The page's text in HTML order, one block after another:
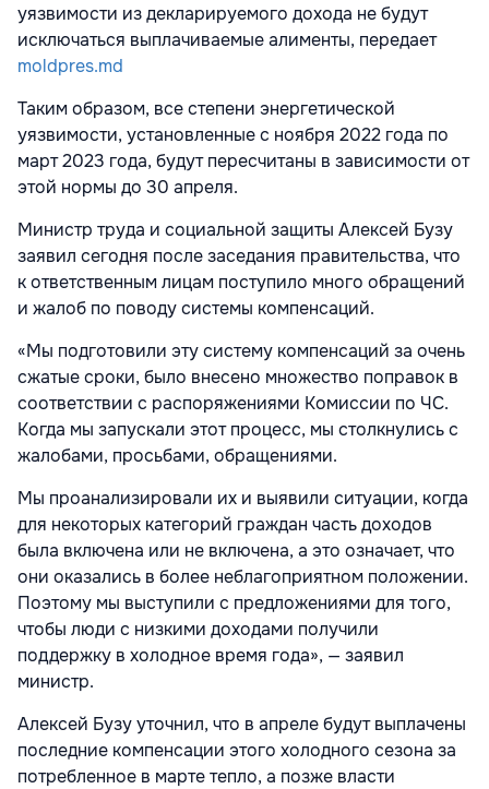
уязвимости из декларируемого дохода не будут
исключаться выплачиваемые алименты, передает
moldpres.md
Таким образом, все степени энергетической
уязвимости, установленные с ноября 2022 года по
март 2023 года, будут пересчитаны в зависимости от
этой нормы до 30 апреля.
Министр труда и социальной защиты Алексей Бузу
заявил сегодня после заседания правительства, что
к ответственным лицам поступило много обращений
и жалоб по поводу системы компенсаций.
«Мы подготовили эту систему компенсаций за очень
сжатые сроки, было внесено множество поправок в
соответствии с распоряжениями Комиссии по ЧС.
Когда мы запускали этот процесс, мы столкнулись с
жалобами, просьбами, обращениями.
Мы проанализировали их и выявили ситуации, когда
для некоторых категорий граждан часть доходов
была включена или не включена, а это означает, что
они оказались в более неблагоприятном положении.
Поэтому мы выступили с предложениями для того,
чтобы люди с низкими доходами получили
поддержку в холодное время года», — заявил
министр.
Алексей Бузу уточнил, что в апреле будут выплачены
последние компенсации этого холодного сезона за
потребленное в марте тепло, а позже власти